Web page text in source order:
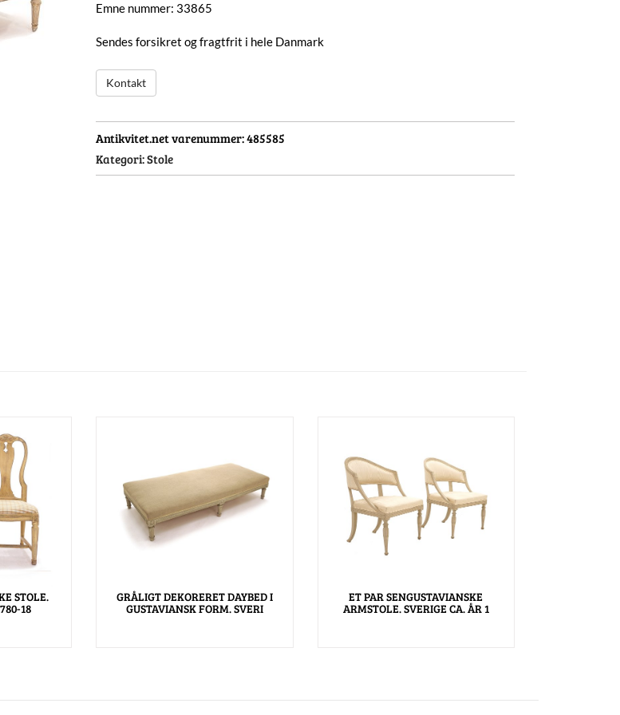
Emne nummer: 33865
Sendes forsikret og fragtfrit i hele Danmark
Kontakt
Antikvitet.net varenummer:485585
Kategori:Stole
STOLE.
18
GRÅLIGT DEKORERET DAYBED I
GUSTAVIANSK FORM. SVERI
ET PAR SENGUSTAVIANSKE
ARMSTOLE. SVERIGE CA. ÅR 1